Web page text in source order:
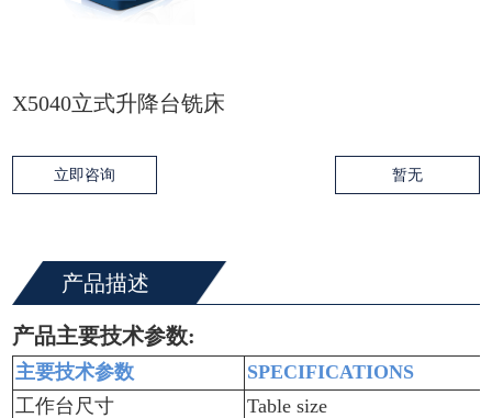
X5040立式升降台铣床
立即咨询 暂无
产品描述
产品主要技术参数:
主要技术参数
SPECIFICATIONS
工作台尺寸
Table size